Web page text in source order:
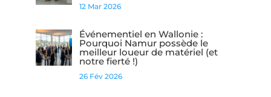
12 Mar 2026
Événementiel en Wallonie :
Pourquoi Namur possède le
meilleur loueur de matériel (et
notre fierté !)
26 Fév 2026